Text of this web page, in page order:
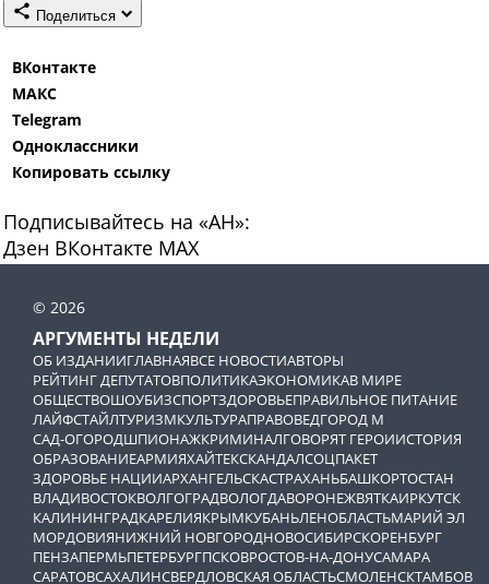
Поделиться
ВКонтакте
МАКС
Telegram
Одноклассники
Копировать ссылку
Подписывайтесь на «АН»:
Дзен ВКонтакте МАХ
© 2026
АРГУМЕНТЫ НЕДЕЛИ
ОБ ИЗДАНИИГЛАВНАЯВСЕ НОВОСТИАВТОРЫ
РЕЙТИНГ ДЕПУТАТОВПОЛИТИКАЭКОНОМИКАВ МИРЕ
ОБЩЕСТВОШОУБИЗСПОРТЗДОРОВЬЕПРАВИЛЬНОЕ ПИТАНИЕ
ЛАЙФСТАЙЛТУРИЗМКУЛЬТУРАПРАВОВЕДГОРОД М
САД-ОГОРОДШПИОНАЖКРИМИНАЛГОВОРЯТ ГЕРОИИСТОРИЯ
ОБРАЗОВАНИЕАРМИЯХАЙТЕКСКАНДАЛСОЦПАКЕТ
ЗДОРОВЬЕ НАЦИИАРХАНГЕЛЬСКАСТРАХАНЬБАШКОРТОСТАН
ВЛАДИВОСТОКВОЛГОГРАДВОЛОГДАВОРОНЕЖВЯТКАИРКУТСК
КАЛИНИНГРАДКАРЕЛИЯКРЫМКУБАНЬЛЕНОБЛАСТЬМАРИЙ ЭЛ
МОРДОВИЯНИЖНИЙ НОВГОРОДНОВОСИБИРСКОРЕНБУРГ
ПЕНЗАПЕРМЬПЕТЕРБУРГПСКОВРОСТОВ-НА-ДОНУСАМАРА
САРАТОВСАХАЛИНСВЕРДЛОВСКАЯ ОБЛАСТЬСМОЛЕНСКТАМБОВ